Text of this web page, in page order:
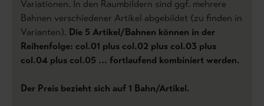
Variationen. In den Raumbildern sind ggf. mehrere
Bahnen verschiedener Artikel abgebildet (zu finden in
Varianten). Die 5 Artikel/Bahnen können in der
Reihenfolge: col.01 plus col.02 plus col.03 plus
col.04 plus col.05 ... fortlaufend kombiniert werden.
Der Preis bezieht sich auf 1 Bahn/Artikel.